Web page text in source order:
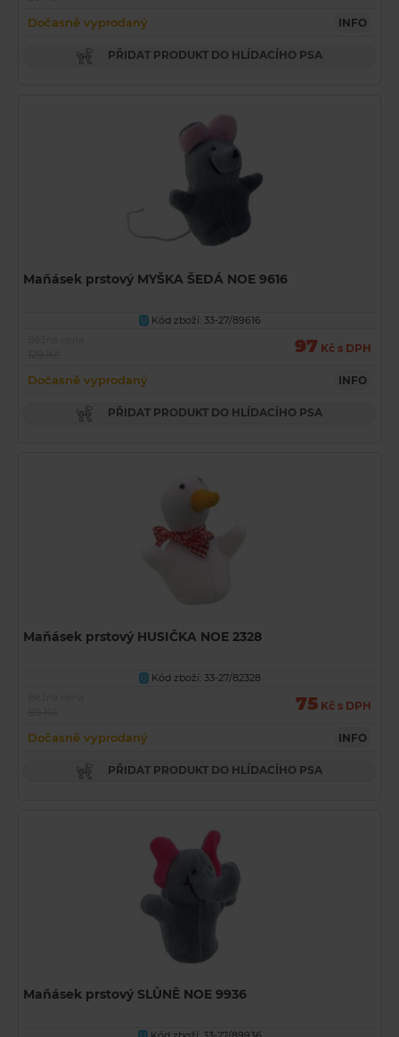
Dočasně vyprodaný INFO
PŘIDAT PRODUKT DO HLÍDACÍHO PSA
Maňásek prstový MYŠKA ŠEDÁ NOE 9616
U Kód zboží: 33-27/89616
97 Kč s DPH
Dočasně vyprodaný INFO
PŘIDAT PRODUKT DO HLÍDACÍHO PSA
Maňásek prstový HUSIČKA NOE 2328
U Kód zboží: 33-27/82328
75 Kč s DPH
Dočasně vyprodaný INFO
PŘIDAT PRODUKT DO HLÍDACÍHO PSA
Maňásek prstový SLŮNĚ NOE 9936